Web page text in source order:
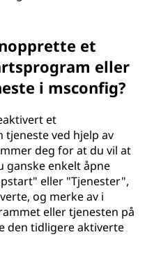
et
eller
i msconfig?
et
ved hjelp av
deg for at du vil at
ganske enkelt åpne
eller "Tjenester",
og merke av i
eller tjenesten på
den tidligere aktiverte